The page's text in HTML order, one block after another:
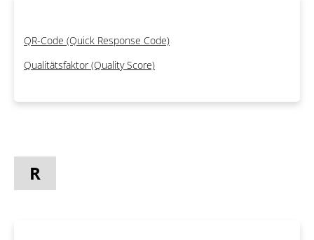
QR-Code (Quick Response Code)
Qualitätsfaktor (Quality Score)
R